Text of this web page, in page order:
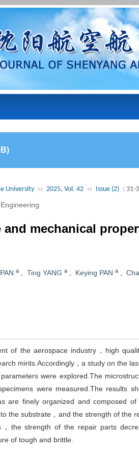
University ›› 2025, Vol. 42 ›› Issue (2) : 31-
mechanical
a Ting YANG a Keying PAN a
of the aerospace industry，high
mirits.Accordingly，a study on the
were explored.The
were measured.The results
are finely organized and composed
the substrate，and the strength of the
the strength of the repair parts
of tough and brittle.